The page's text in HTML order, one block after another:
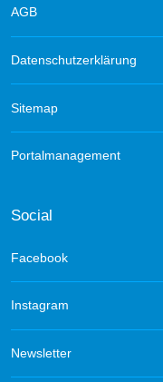
AGB
Datenschutzerklärung
Sitemap
Portalmanagement
Social
Facebook
Instagram
Newsletter